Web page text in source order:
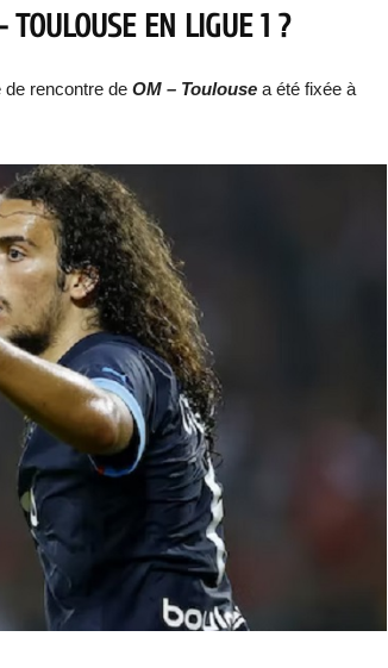
TOULOUSEEN LIGUE 1 ?
de rencontre de OM – Toulouse a été fixée à